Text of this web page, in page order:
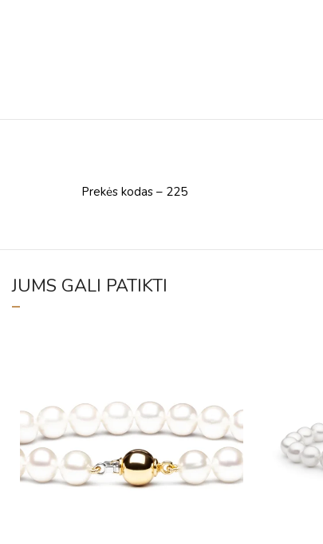
Prekės kodas – 225
JUMS GALI PATIKTI